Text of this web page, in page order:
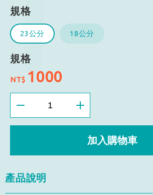
規格
23公分 18公分
規格
NT$ 1000
加入購物車
產品說明